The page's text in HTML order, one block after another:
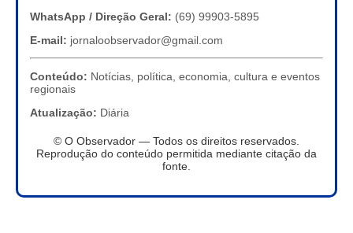
WhatsApp / Direção Geral: (69) 99903-5895
E-mail: jornaloobservador@gmail.com
Conteúdo: Notícias, política, economia, cultura e eventos
regionais
Atualização: Diária
© O Observador — Todos os direitos reservados.
Reprodução do conteúdo permitida mediante citação da
fonte.